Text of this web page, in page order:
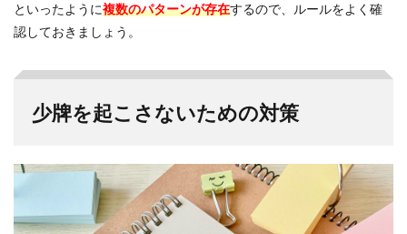
といったように複数のパターンが存在するので、ルールをよく確
認しておきましょう。
少牌を起こさないための対策